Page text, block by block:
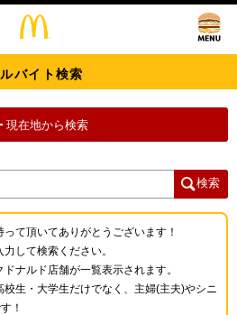
バイト検索
現在地から検索
検索
て頂いてありがとうございます！
して検索ください。
ナルド店舗が一覧表示されます。
生・大学生だけでなく、主婦(主夫)やシニ
！